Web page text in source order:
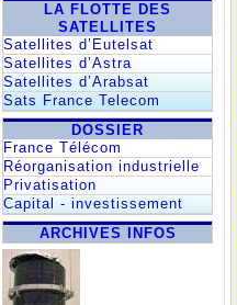
LA FLOTTE DES
SATELLITES
Satellites d’Eutelsat
Satellites d’Astra
Satellites d’Arabsat
Sats France Telecom
DOSSIER
France Télécom
Réorganisation industrielle
Privatisation
Capital - investissement
ARCHIVES INFOS